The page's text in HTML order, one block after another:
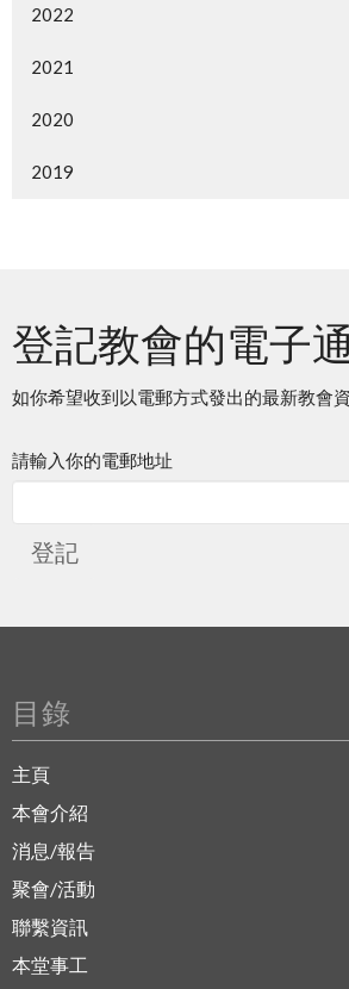
2022
2021
2020
2019
登記教會的電子
如你希望收到以電郵方式發出的最新教會
請輸入你的電郵地址
登記
目錄
主頁
本會介紹
消息/報告
聚會/活動
聯繫資訊
本堂事工